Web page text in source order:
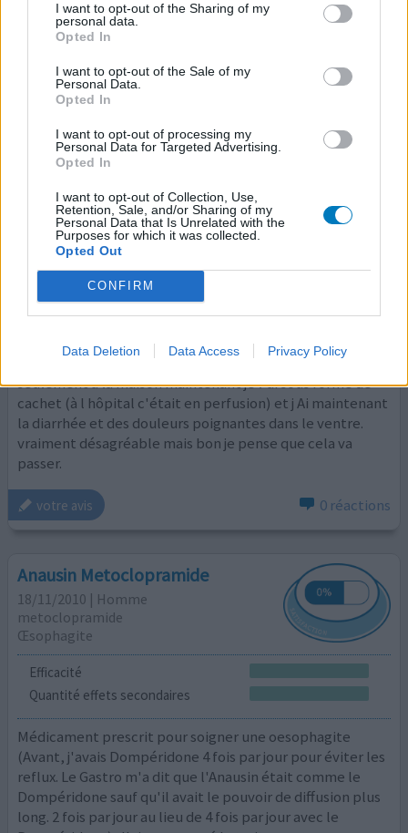
I want to opt-out of the Sharing of my
personal data.
Opted In
I want to opt-out of the Sale of my
Personal Data.
Opted In
I want to opt-out of processing my
Personal Data for Targeted Advertising.
Opted In
I want to opt-out of Collection, Use,
Retention, Sale, and/or Sharing of my
Personal Data that Is Unrelated with the
Purposes for which it was collected.
Opted Out
CONFIRM
Data Deletion Data Access Privacy Policy
énorme sensation d'inquiétude. j'avais aussi une
sensation d angoisse. après consultation de médecin de
service, il m'a prescrit un diazepam. cela a marché de
suite et je me suis sentie de suite mieux.
votre avis
06/05/2011 | Femme | 26
metoclopramide
Nausée
Efficacité
Quantité effets secondaires
j Ai eu ce remède quand j ai été hospitalisée pour une
crise de colitis ulcerosa. je suis satisfaite de ce remède.
seulement à la maison maintenant je l'ai sous forme de
cachet (à l hôpital c'était en perfusion) et j Ai maintenant
la diarrhée et des douleurs poignantes dans le ventre.
vraiment désagréable mais bon je pense que cela va
passer.
votre avis 0 réactions
Anausin Metoclopramide
18/11/2010 | Homme
metoclopramide
Œsophagite
Efficacité
Quantité effets secondaires
Médicament prescrit pour soigner une oesophagite
(Avant, j'avais Dompéridone 4 fois par jour pour éviter les
reflux. Le Gastro m'a dit que l'Anausin était comme le
Dompéridone sauf qu'il avait le pouvoir de diffusion plus
long. 2 fois par jour au lieu de 4 fois par jour avec le